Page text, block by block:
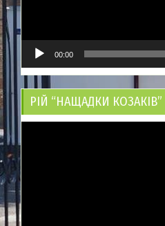
00:00
РІЙ “НАЩАДКИ КОЗАКІВ”